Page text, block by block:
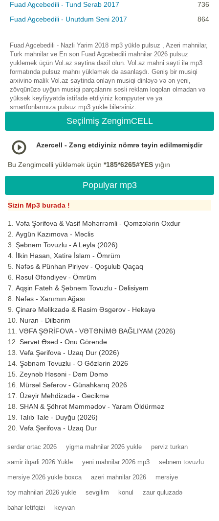
Fuad Agcebedili - Tund Serab 2017
736
Fuad Agcebedili - Unutdum Seni 2017
864
Fuad Agcebedili - Nazli Yarim 2018 mp3 yüklə pulsuz , Azeri mahnilar,
Turk mahnilar ve En son Fuad Agcebedili mahnilar 2026 pulsuz
yuklemek üçün Vol.az saytina daxil olun. Vol.az mahni sayti ilə mp3
formatında pulsuz mahnı yükləmək də asanlaşdı. Geniş bir musiqi
arxivinə malik Vol.az saytinda onlayn musiqi dinləyə və ən yeni,
zövqünüzə uyğun musiqi parçalarını səsli reklam loqoları olmadan və
yüksək keyfiyyətdə istifadə etdiyiniz kompyuter və ya
smartfonlarınıza pulsuz mp3 yukle bilərsiniz.
Seçilmiş ZengimCELL
Azercell - Zəng etdiyiniz nömrə təyin edilməmişdir
Bu Zengimcelli yükləmək üçün *185*6265#YES yığın
Populyar mp3
Sizin Mp3 burada !
Vəfa Şərifova & Vasif Məhərrəmli - Qəmzələrin Oxdur
Aygün Kazımova - Məclis
Şəbnəm Tovuzlu - A Leyla (2026)
İlkin Hasan, Xatirə İslam - Ömrüm
Nəfəs & Pünhan Piriyev - Qoşulub Qaçaq
Rəsul Əfəndiyev - Ömrüm
Aqşin Fateh & Şəbnəm Tovuzlu - Dəlisiyəm
Nəfəs - Xanımın Ağası
Çinarə Məlikzadə & Rasim Əsgərov - Hekayə
Nuran - Dilbərim
VƏFA ŞƏRİFOVA - VƏTƏNİMƏ BAĞLIYAM (2026)
Sərvət Əsəd - Onu Görəndə
Vəfa Şərifova - Uzaq Dur (2026)
Şəbnəm Tovuzlu - O Gözlərin 2026
Zeynəb Həsəni - Dəm Dəmə
Mürsəl Səfərov - Günahkarıq 2026
Üzeyir Mehdizadə - Gecikmə
SHAN & Şöhrət Məmmədov - Yaram Öldürməz
Talıb Tale - Duyğu (2026)
Vəfa Şərifova - Uzaq Dur
serdar ortac 2026 yigma mahnilar 2026 yukle perviz turkan
samir ilqarli 2026 Yukle yeni mahnilar 2026 mp3 sebnem tovuzlu
mersiye 2026 yukle boxca azeri mahnilar 2026 mersiye
toy mahnilari 2026 yukle sevgilim konul zaur quluzadə
bahar letifqizi keyvan